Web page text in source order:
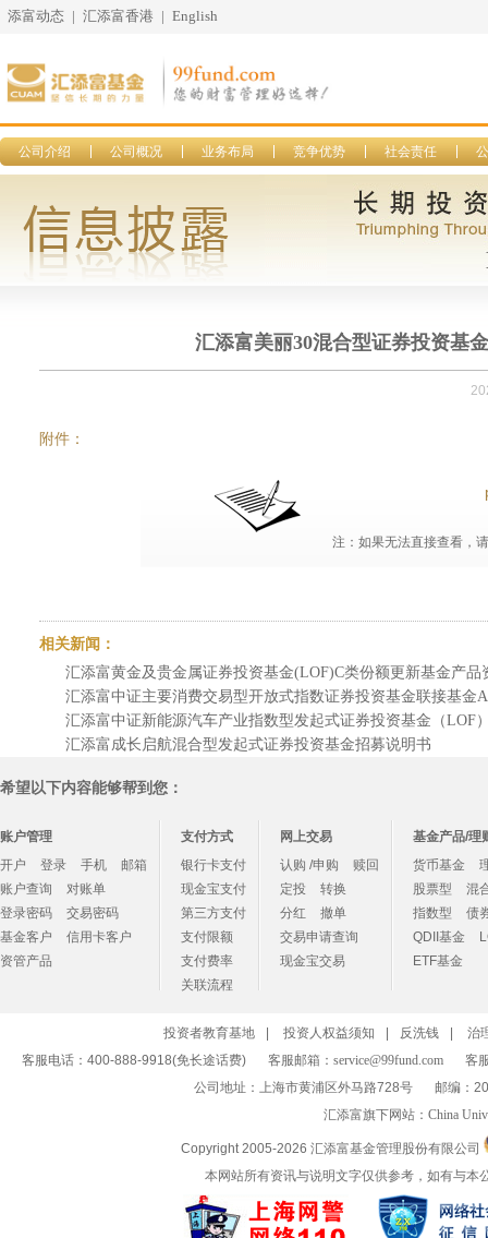
添富动态 | 汇添富香港 | English
公司介绍 公司概况 业务布局 竞争优势 社会责任
汇添富美丽30混合型证券投资基
附件：
注：如果无法直接查看，
相关新闻：
汇添富黄金及贵金属证券投资基金(LOF)C类份额更新基金产品
汇添富中证主要消费交易型开放式指数证券投资基金联接基金
汇添富中证新能源汽车产业指数型发起式证券投资基金（LOF
汇添富成长启航混合型发起式证券投资基金招募说明书
希望以下内容能够帮到您：
账户管理
开户
登录 手机
邮箱
账户查询
对账单
登录密码
交易密码
基金客户
信用卡客户
资管产品
支付方式
银行卡支付
现金宝支付
第三方支付
支付限额
支付费率
关联流程
网上交易
认购 /申购
赎回
定投
转换
分红
撤单
交易申请查询
现金宝交易
基金产品/理
货币基金
股票型
混
指数型
债
QDII基金
ETF基金
投资者教育基地 投资人权益须知 反洗钱
治
客服电话：400-888-9918(免长途话费)
客服邮箱： service@99fund.com
客
公司地址：上海市黄浦区外马路728号
邮编：
汇添富旗下网站： China
Copyright 2005-2026 汇添富基金管理股份有限公司
本网站所有资讯与说明文字仅供参考，如有与本